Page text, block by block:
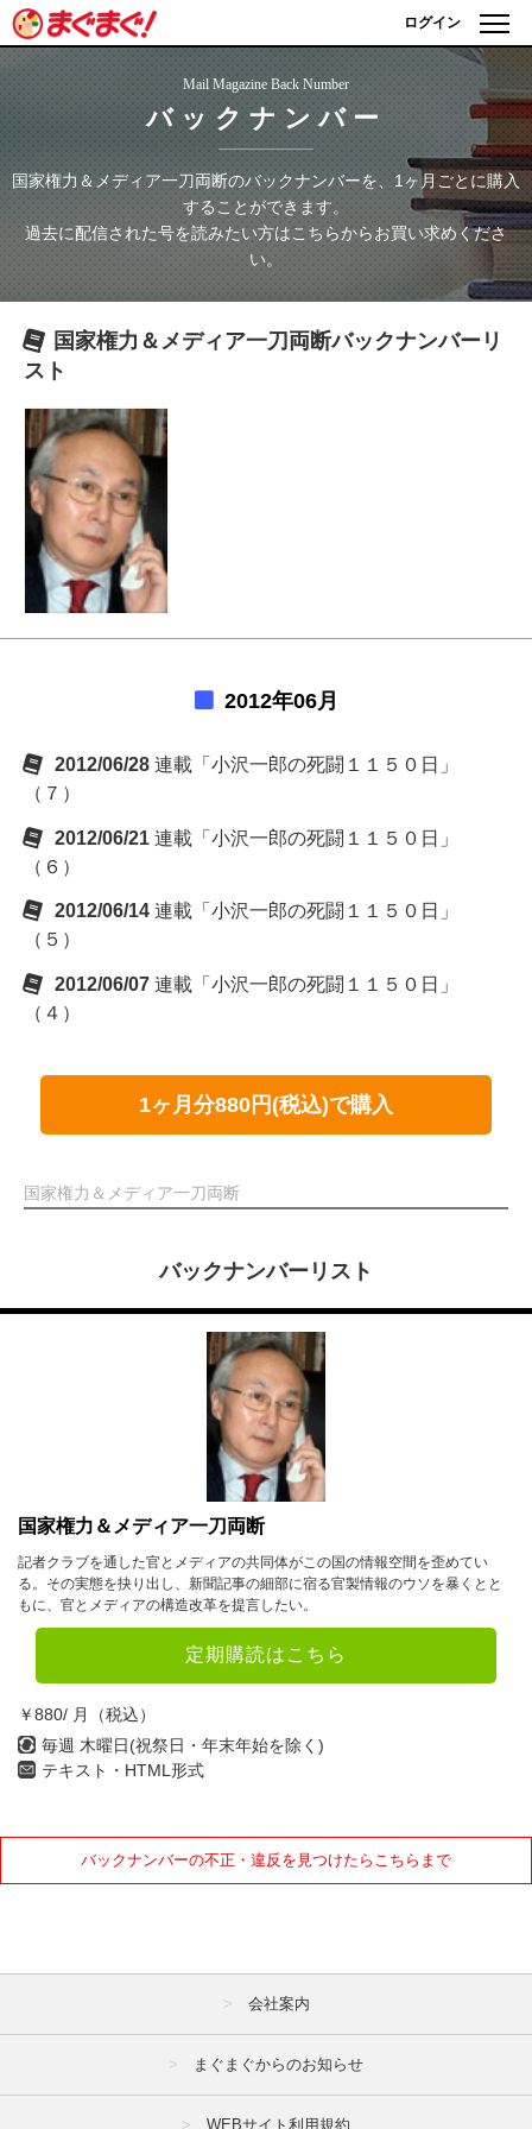
ログイン
Mail Magazine Back Number
バックナンバー
国家権力＆メディア一刀両断のバックナンバーを、1ヶ月ごとに購入
することができます。
過去に配信された号を読みたい方はこちらからお買い求めくださ
い。
国家権力＆メディア一刀両断バックナンバーリ
スト
2012年06月
2012/06/28 連載「小沢一郎の死闘１１５０日」
（７）
2012/06/21 連載「小沢一郎の死闘１１５０日」
（６）
2012/06/14 連載「小沢一郎の死闘１１５０日」
（５）
2012/06/07 連載「小沢一郎の死闘１１５０日」
（４）
1ヶ月分880円(税込)で購入
国家権力＆メディア一刀両断
バックナンバーリスト
国家権力＆メディア一刀両断
記者クラブを通した官とメディアの共同体がこの国の情報空間を歪めてい
る。その実態を抉り出し、新聞記事の細部に宿る官製情報のウソを暴くとと
もに、官とメディアの構造改革を提言したい。
定期購読はこちら
￥880/ 月（税込）
毎週 木曜日(祝祭日・年末年始を除く)
テキスト・HTML形式
バックナンバーの不正・違反を見つけたらこちらまで
会社案内
まぐまぐからのお知らせ
WEBサイト利用規約